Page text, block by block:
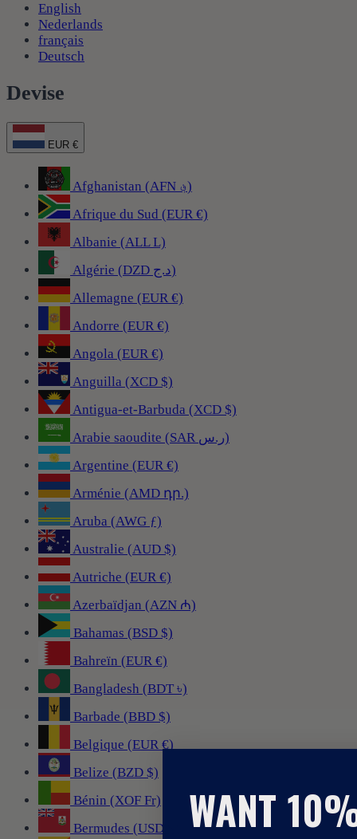
English
Nederlands
français
Deutsch
Devise
EUR €
Afghanistan (AFN ؋)
Afrique du Sud (EUR €)
Albanie (ALL L)
Algérie (DZD د.ج)
Allemagne (EUR €)
Andorre (EUR €)
Angola (EUR €)
Anguilla (XCD $)
Antigua-et-Barbuda (XCD $)
Arabie saoudite (SAR ر.س)
Argentine (EUR €)
Arménie (AMD դր.)
Aruba (AWG ƒ)
Australie (AUD $)
Autriche (EUR €)
Azerbaïdjan (AZN ₼)
Bahamas (BSD $)
Bahreïn (EUR €)
Bangladesh (BDT ৳)
Barbade (BBD $)
Belgique (EUR €)
Belize (BZD $)
Bénin (XOF Fr)
Bermudes (USD $)
WANT